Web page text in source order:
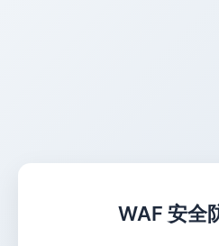
WAF 安全